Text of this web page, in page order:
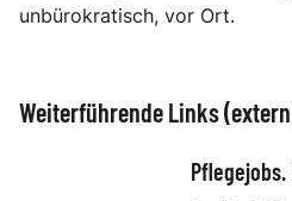
unbürokratisch, vor Ort.
Weiterführende Links
Pflegejobs.